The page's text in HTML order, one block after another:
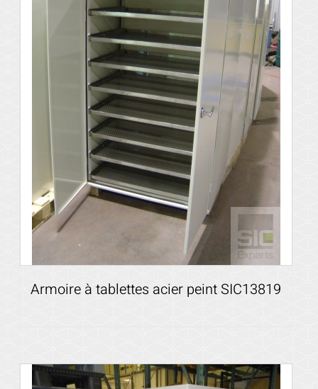
Armoire à tablettes acier peint SIC13819